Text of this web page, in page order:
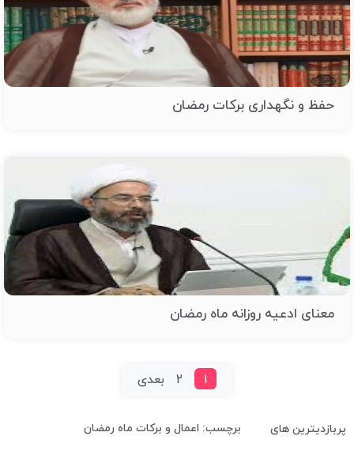
حفظ و نگهداری برکات رمضان
معنای ادعیه روزانه ماه رمضان
بعدی
پربازدیترین های برچسب: اعمال و برکات ماه رمضان